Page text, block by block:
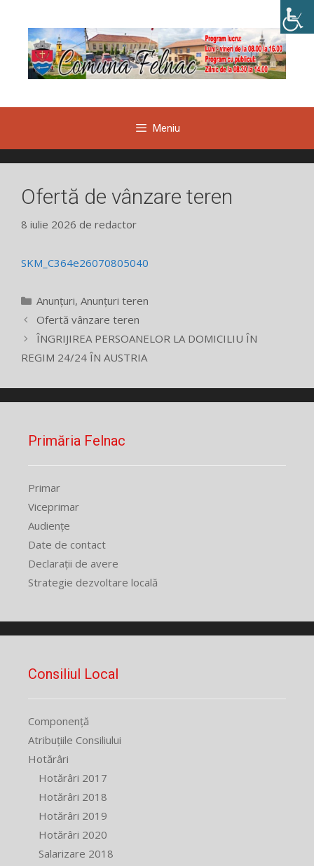
conținut
Meniu
Ofertă de vânzare teren
8 iulie 2026 de redactor
SKM_C364e26070805040
Categorii
Anunțuri, Anunțuri teren
Ofertă vânzare teren
ÎNGRIJIREA PERSOANELOR LA DOMICILIU ÎN
REGIM 24/24 ÎN AUSTRIA
Primăria Felnac
Primar
Viceprimar
Audiențe
Date de contact
Declarații de avere
Strategie dezvoltare locală
Consiliul Local
Componență
Atribuțiile Consiliului
Hotărâri
Hotărâri 2017
Hotărâri 2018
Hotărâri 2019
Hotărâri 2020
Salarizare 2018